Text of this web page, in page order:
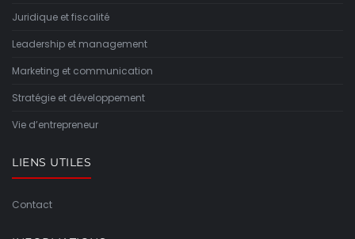
Juridique et fiscalité
Leadership et management
Marketing et communication
Stratégie et développement
Vie d’entrepreneur
LIENS UTILES
Contact